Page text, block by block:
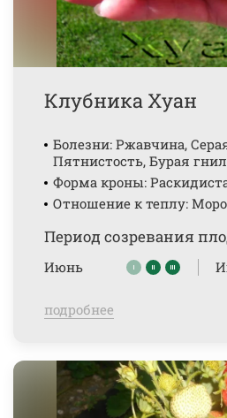
Клубника Хуан
Болезни: Ржавчина,
Пятнистость, Бурая
Форма кроны:
Отношение к теплу:
Период созревания
Июнь
подробнее